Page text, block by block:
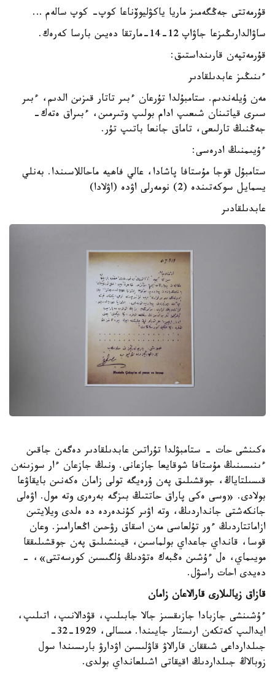
قۇرمەتتى جەڭگەمىز ماريا ياكۋليوۆناعا كوپ- كوپ سالەم …
ساۋالدارىڭىزعا جاۋاپ 12-14-مارتقا دەيىن بارسا كەرەك.
قۇرمەتپەن قارىنداستىق:
ءىنىڭىز عابدىلقادىر
مەن ۇيلەندىم. ستامبۇلدا تۇرعان ءبىر تاتار قىزىن الدىم، ءبىر
سىرى قياتىنان شىعىپ ادام بولىپ وتىرمىن، ءبىراق ەتەك-
جەڭنىڭ تارلىعى، تاماق جانعا باتىپ تۇر.
ءۇيىمنىڭ ادرەسى:
ستامبۇل قوجا مۇستافا پاشادا، عالي فاھيە ماحاللاسىندا. بەنلي
يسمايل سوكەتىندە (2) نومەرلى اۋدە (اۋلادا)
عابدىلقادىر
ەكىنشى حات - ستامبۋلدا تۇراتىن عابدىلقادىر دەگەن جاقىن
ءىنىسىنىڭ مۇستافا شوقايعا جازعانى. ونىڭ جازعان ءار سوزىنەن
قىسىلتاياڭ، جوقشىلىق پەن ۇرەيگە تولى زامان ەكەنىن بايقاۋعا
بولادى. «وسى ەكى پاراق حاتتىڭ بىزگە بەرەرى وتە مول. اۋەلى
جانكەشتى جانداردىڭ، وتە اۋىر كۇندەردە دە ەلدى ويلايتىن
ازاماتتاردىڭ ءور تۇلعاسى مەن اسقاق رۋحىن اڭعارامىز. وعان
قوسا، قانداي جاعداي بولماسىن، قيىنشىلىق پەن جوقشىلىققا
مويىماي، ەل ءۇشىن ەڭبەك ەتۋدىڭ ۇلگىسىن كورسەتتى»، -
دەيدى احات راسۋل.
قازاق زيالىلارى قارالاعان زامان
ءۇشىنشى جازبادا جازىقسىز جالا جابىلىپ، قۋدالانىپ، اتىلىپ،
ايدالىپ كەتكەن ارىستار جايىندا. مىسالى، 1929-32-
جىلدارداعى شىققان قارالاۋ قاۋلىسىن اۋدارۋ بارىسىندا سول
زوبالاڭ جىلداردىڭ اقيقاتى اشىلعانداي بولدى.